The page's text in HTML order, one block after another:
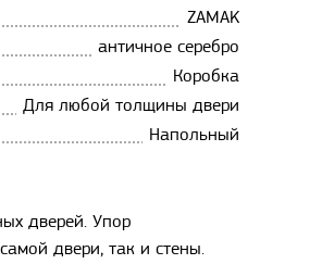
ZAMAK
античное серебро
Коробка
Для любой толщины двери
Напольный
дверей. Упор
двери, так и стены.